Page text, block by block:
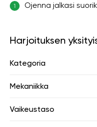
1 Ojenna jalkasi
Harjoituksen
Kategoria
Mekaniikka
Vaikeustaso